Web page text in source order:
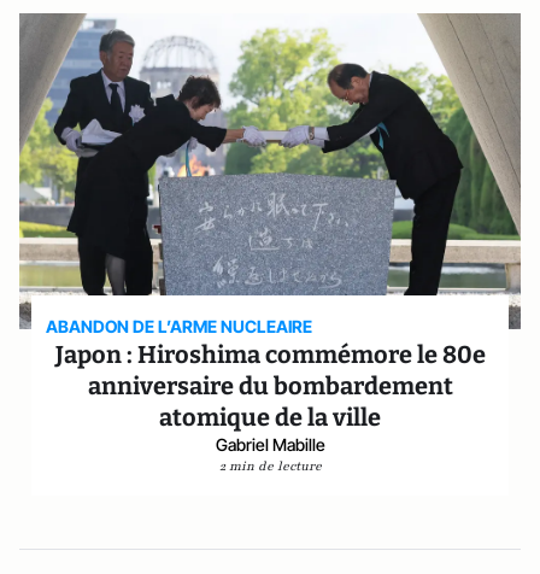
ABANDON DE L’ARME NUCLEAIRE
Japon : Hiroshima commémore le 80e
anniversaire du bombardement
atomique de la ville
Gabriel Mabille
2 min de lecture